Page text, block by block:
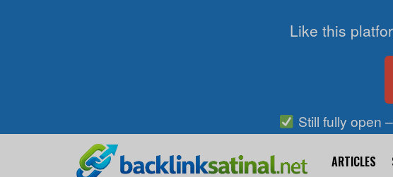
Like this
Still fully open
ARTICLES